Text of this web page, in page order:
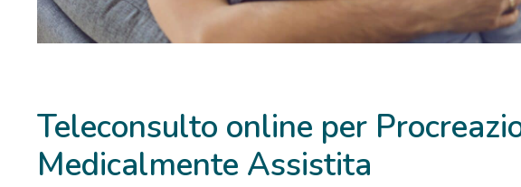
Teleconsulto online per
Medicalmente Assistita